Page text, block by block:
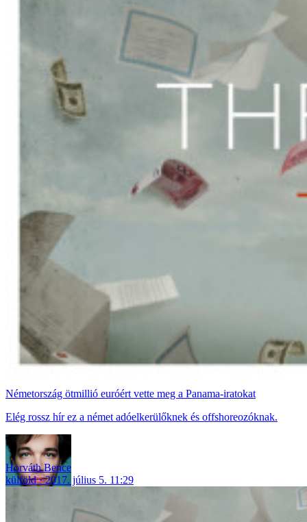
Németország ötmillió euróért vette meg a Panama-iratokat
Elég rossz hír ez a német adóelkerülőknek és offshoreozóknak.
Horváth Bence
külföld
2017. július 5. 11:29